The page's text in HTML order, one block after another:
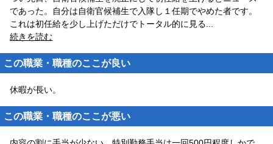
であった。自分は自衛官候補生で入隊し１任期でやめた者です。
これは初任給を少し上げただけでトータル的に見る
続きを読む
この職業・職種のここが良い
休暇が長い。
この職業・職種のここが悪い